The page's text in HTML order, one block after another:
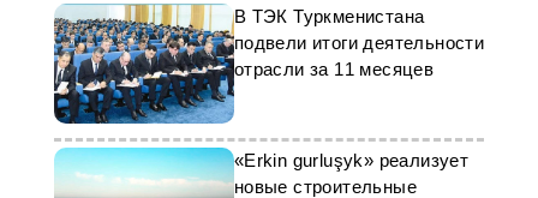
В ТЭК Туркменистана
подвели итоги деятельности
отрасли за 11 месяцев
«Erkin gurluşyk» реализует
новые строительные